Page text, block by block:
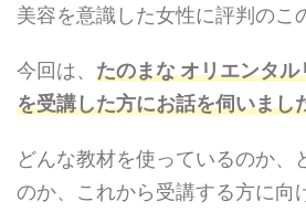
美容を意識した女性に評判のこ
今回は、 たのまな オリエンタ
を受講した方にお話を伺いまし
どんな教材を使っているのか、
のか、これから受講する方に向